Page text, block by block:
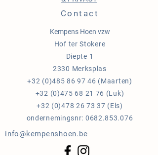
Contact
Kempens Hoen vzw
Hof ter Stokere
Diepte 1
2330 Merksplas
+32 (0)485 86 97 46 (Maarten)
+32 (0)475 68 21 76 (Luk)
+32 (0)478 26 73 37 (Els)
ondernemingsnr: 0682.853.076
info@kempenshoen.be